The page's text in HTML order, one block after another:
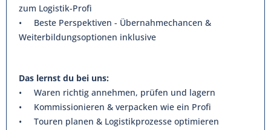
zum Logistik-Profi
• Beste Perspektiven - Übernahmechancen &
Weiterbildungsoptionen inklusive
Das lernst du bei uns:
• Waren richtig annehmen, prüfen und lagern
• Kommissionieren & verpacken wie ein Profi
• Touren planen & Logistikprozesse optimieren